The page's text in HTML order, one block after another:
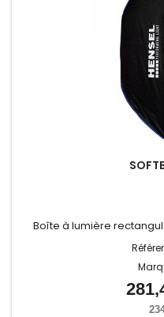
Boîte à lumière